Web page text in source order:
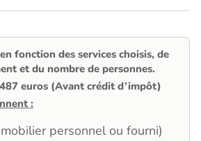
fonction des services choisis, de
et du nombre de personnes.
euros (Avant crédit d’impôt)
:
personnel ou fourni)